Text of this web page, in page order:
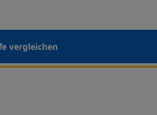
vergleichen